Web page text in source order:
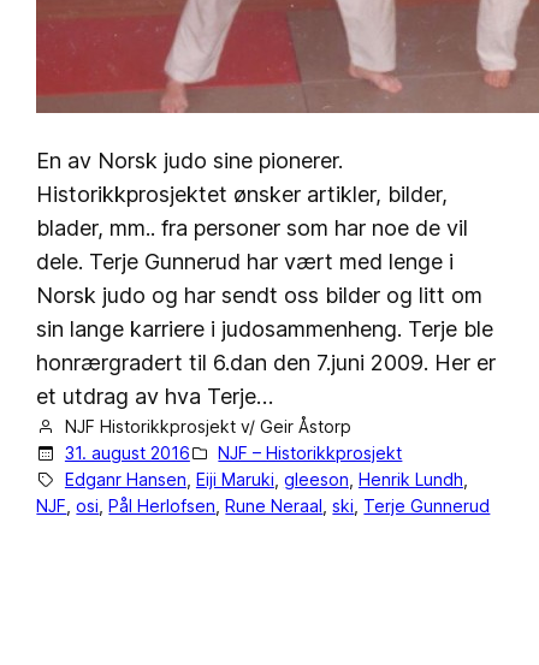
En av Norsk judo sine pionerer.
Historikkprosjektet ønsker artikler, bilder,
blader, mm.. fra personer som har noe de vil
dele. Terje Gunnerud har vært med lenge i
Norsk judo og har sendt oss bilder og litt om
sin lange karriere i judosammenheng. Terje ble
honrærgradert til 6.dan den 7.juni 2009. Her er
et utdrag av hva Terje…
NJF Historikkprosjekt v/ Geir Åstorp
31. august 2016
NJF – Historikkprosjekt
Edganr Hansen Eiji Maruki gleeson Henrik Lundh
NJF , osi , Pål Herlofsen , Rune Neraal , ski Terje Gunnerud